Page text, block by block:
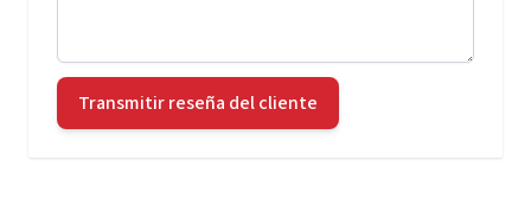
Transmitir reseña del cliente